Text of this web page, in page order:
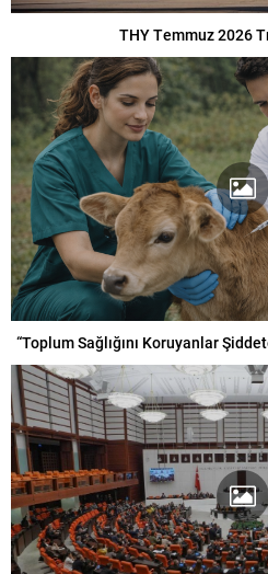
THY Temmuz 2026
“Toplum Sağlığını Koruyanlar